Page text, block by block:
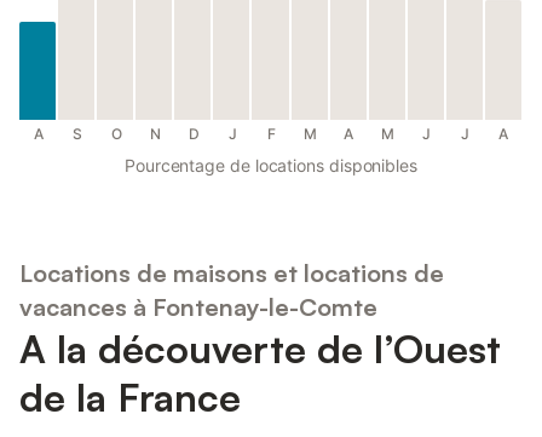
A S O N D J F M A M J J A
Pourcentage de locations disponibles
Locations de maisons et locations de
vacances à Fontenay-le-Comte
A la découverte de l’Ouest
de la France